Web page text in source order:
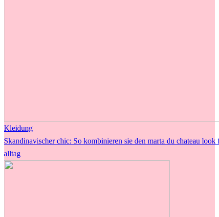
Kleidung
Skandinavischer chic: So kombinieren sie den marta du chateau look
alltag